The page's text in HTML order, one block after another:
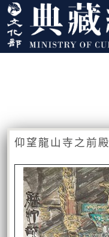
跳到主要內容
:::
仰望龍山寺之前殿